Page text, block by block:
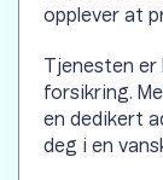
opplever at
Tjenesten er
forsikring.
en dedikert
deg i en